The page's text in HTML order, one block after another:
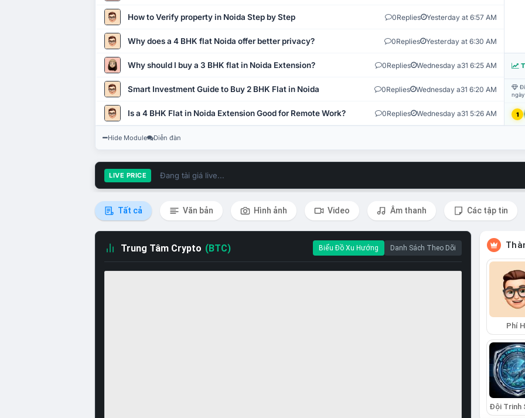
How to Verify property in Noida Step by Step 0Replies Yesterday at 6:57 AM
Why does a 4 BHK flat Noida offer better privacy? 0Replies Yesterday at 6:30 AM
Why should I buy a 3 BHK flat in Noida Extension? 0Replies Wednesday a31 6:25 AM
Smart Investment Guide to Buy 2 BHK Flat in Noida 0Replies Wednesday a31 6:20 AM
Is a 4 BHK Flat in Noida Extension Good for Remote Work? 0Replies Wednesday a31 5:26 AM 1
Hide Module Diễn đàn
LIVE PRICE Đang tải giá live...
Tất cả Văn bản Hình ảnh Video Âm thanh Các tập tin
Trung Tâm Crypto (BTC) Biểu Đồ Xu Hướng Danh Sách Theo Dõi
Phí